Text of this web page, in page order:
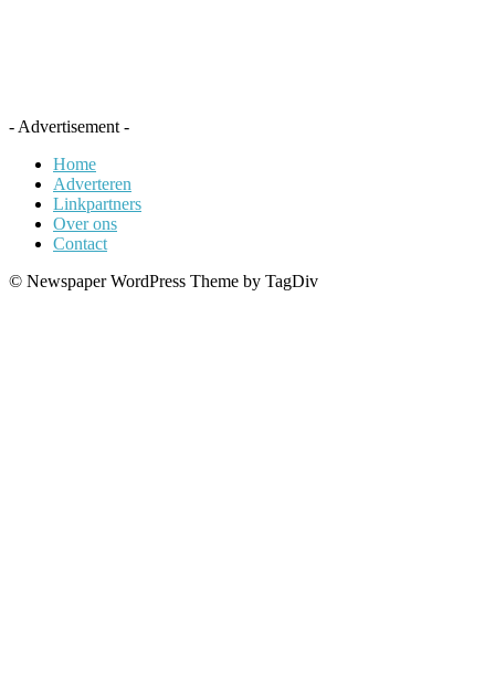
- Advertisement -
Home
Adverteren
Linkpartners
Over ons
Contact
© Newspaper WordPress Theme by TagDiv